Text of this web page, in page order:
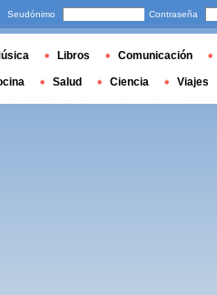
Seudónimo Contraseña
Libros Comunicación
Salud Ciencia Viajes